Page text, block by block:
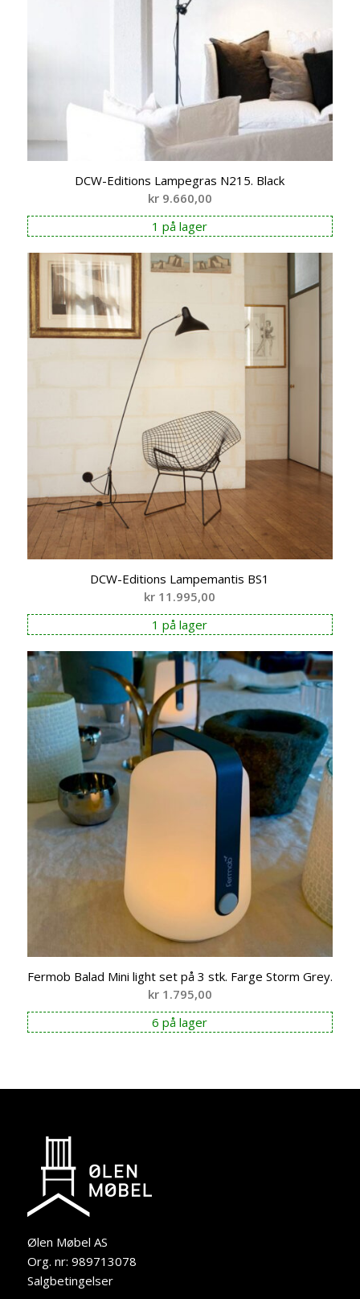
DCW-Editions Lampegras N215. Black
kr9.660,00
1 på lager
DCW-Editions Lampemantis BS1
kr 11.995,00
1 på lager
Fermob Balad Mini light set på 3 stk. Farge Storm Grey.
kr1.795,00
6 på lager
Ølen Møbel AS
Org. nr: 989713078
Salgbetingelser